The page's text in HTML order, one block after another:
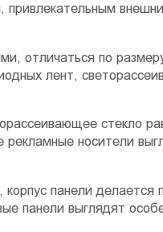
привлекательным
отличаться по
лент,
стекло
носители
панели делается
панели выглядят